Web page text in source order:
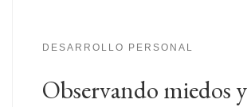
DESARROLLO PERSONAL
Observando miedos y